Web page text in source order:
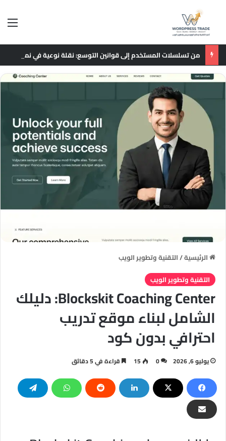
من تسلسلات المستخدم إلى قوانين التوسع: نقلة نوعية في نماذج التوصيات الإعلانية
الرئيسية/التقنية وتطوير الويب
التقنية وتطوير الويب
Blockskit Coaching Center: دليلك
الشامل لبناء موقع تدريب
احترافي بدون كود
يوليو 6, 2026 0
15 قراءة في 5 دقائق